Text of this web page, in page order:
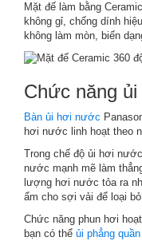
Mặt đế làm bằng
không gỉ, chống dính
không làm mòn, biến
Chức năng ủi
Bàn ủi hơi nước
hơi nước linh hoạt theo
Trong chế độ ủi hơi
nước mạnh mẽ làm
lượng hơi nước tỏa ra
ẩm cho sợi vải để loại
Chức năng phun hơi
bạn có thể ủi phẳng